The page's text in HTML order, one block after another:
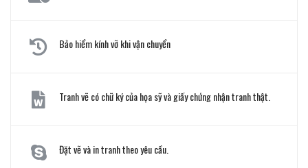
Bảo hiểm kính vỡ khi vận chuyển
Tranh vẽ có chữ ký của họa sỹ và giấy chứng nhận tranh thật.
Đặt vẽ và in tranh theo yêu cầu.